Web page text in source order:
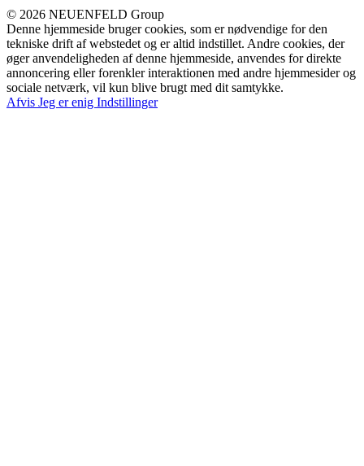
© 2026 NEUENFELD Group
Denne hjemmeside bruger cookies, som er nødvendige for den
tekniske drift af webstedet og er altid indstillet. Andre cookies, der
øger anvendeligheden af denne hjemmeside, anvendes for direkte
annoncering eller forenkler interaktionen med andre hjemmesider og
sociale netværk, vil kun blive brugt med dit samtykke.
Afvis Jeg er enig Indstillinger